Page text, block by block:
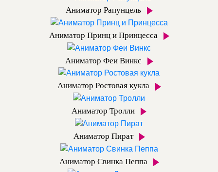
Аниматор Рапунцель
Аниматор Принц и Принцесса
Аниматор Феи Винкс
Аниматор Ростовая кукла
Аниматор Тролли
Аниматор Пират
Аниматор Свинка Пеппа